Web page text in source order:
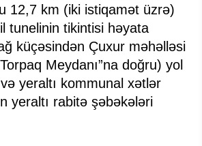
12,7 km (iki istiqamət üzrə)
tunelinin tikintisi həyata
küçəsindən Çuxur məhəlləsi
Meydanı”na doğru) yol
yeraltı kommunal xətlər
yeraltı rabitə şəbəkələri